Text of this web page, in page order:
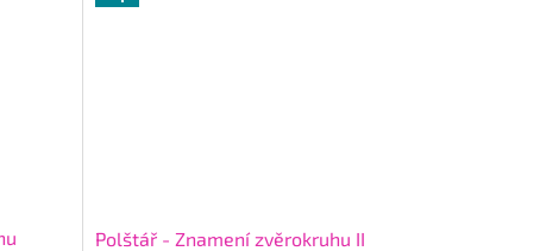
Polštář - Znamení zvěrokruhu II